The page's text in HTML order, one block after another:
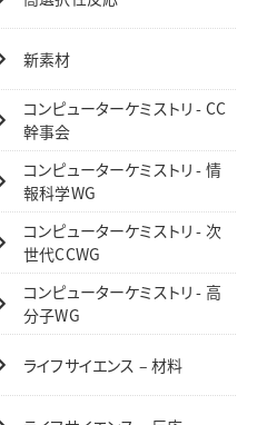
新素材
コンピューターケミストリ - CC
幹事会
コンピューターケミストリ - 情
報科学WG
コンピューターケミストリ - 次
世代CCWG
コンピューターケミストリ - 高
分子WG
ライフサイエンス – 材料